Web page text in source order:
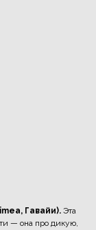
Гавайи). Эта
— она про дикую,